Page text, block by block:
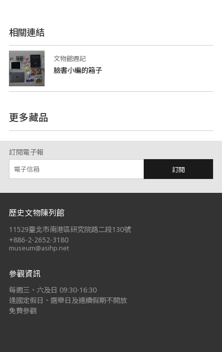
相關連結
文物館週記
臉書小編的箱子
更多藏品
訂閱電子報
訂閱
:::
歷史文物陳列館
11529臺北市南港區研究院路二段130號
+886-2-2652-3180
museum@asihp.net
參觀資訊
每週三、六及日 09:30-16:30
逢國定假日、選舉日及連續假期不開放
免費參觀